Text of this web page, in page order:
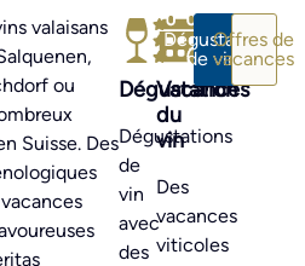
valaisans
ou
Suisse. Des
Dégustation
Dégustations
de
vin
avec
des
Vacances
du
vin
Des
vacances
viticoles
Dégustation
de vins
Offres de
vacances